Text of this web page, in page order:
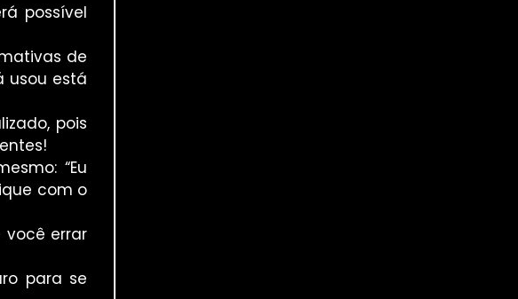
possível
de
usou está
pois
“Eu
com o
você errar
para se